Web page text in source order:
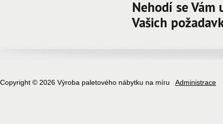
Nehodí se
Vašich
Copyright © 2026 Výroba paletového nábytku na míru Administrace